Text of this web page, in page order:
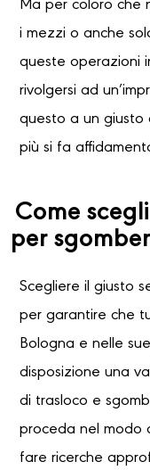
Ma per coloro che
i mezzi o anche
queste operazioni
rivolgersi ad
questo a un giusto
più si fa
Come
per
Scegliere il giusto
per garantire che
Bologna e nelle
disposizione una
di trasloco e
proceda nel modo
fare ricerche